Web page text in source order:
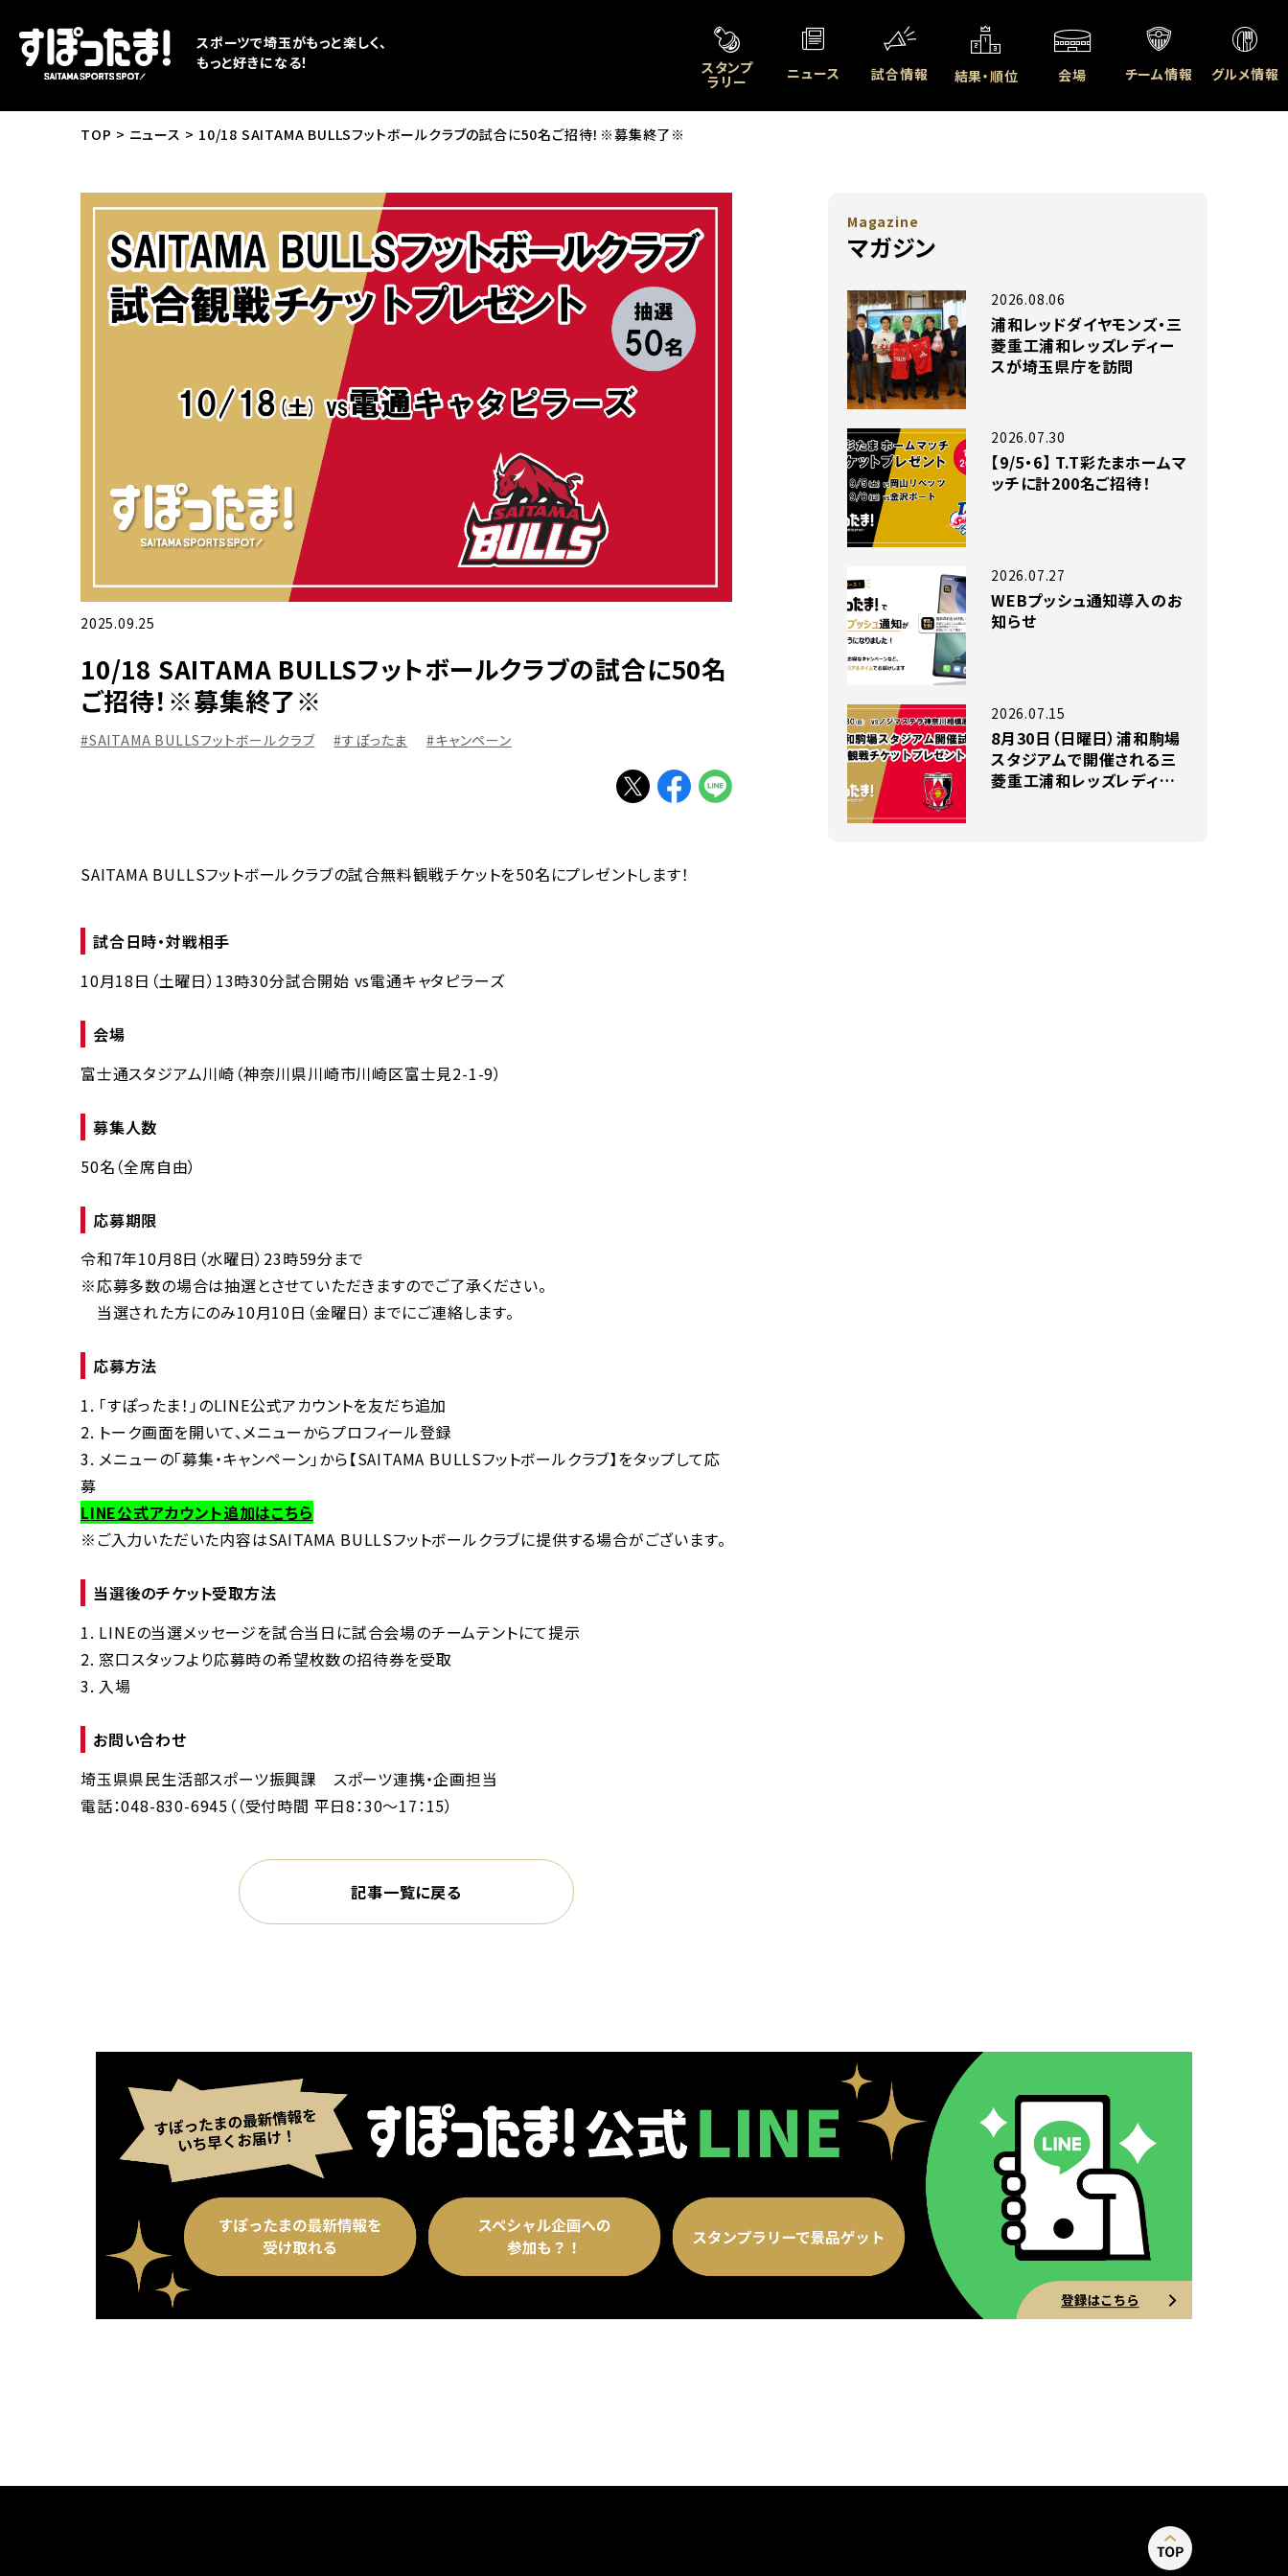
スポーツで埼玉がもっと楽しく、
もっと好きになる！
スタンプ
ラリー ニュース 試合情報 結果・順位 会場 チーム情報 グルメ情報
TOP ニュース 10/18 SAITAMA BULLSフットボールクラブの試合に50名ご招待！※募集終了※
2025.09.25
10/18 SAITAMA BULLSフットボールクラブの試合に50名
ご招待！※募集終了※
#SAITAMA BULLSフットボールクラブ #すぽったま #キャンペーン
SAITAMA BULLSフットボールクラブの試合無料観戦チケットを50名にプレゼントします！
試合日時・対戦相手
10月18日（土曜日）13時30分試合開始 vs電通キャタピラーズ
会場
富士通スタジアム川崎（神奈川県川崎市川崎区富士見2-1-9）
募集人数
50名（全席自由）
応募期限
令和7年10月8日（水曜日）23時59分まで
※応募多数の場合は抽選とさせていただきますのでご了承ください。
当選された方にのみ10月10日（金曜日）までにご連絡します。
応募方法
1. 「すぽったま！」のLINE公式アカウントを友だち追加
2. トーク画面を開いて、メニューからプロフィール登録
3. メニューの「募集・キャンペーン」から【SAITAMA BULLSフットボールクラブ】をタップして応
募
LINE公式アカウント追加はこちら
※ご入力いただいた内容はSAITAMA BULLSフットボールクラブに提供する場合がございます。
当選後のチケット受取方法
1. LINEの当選メッセージを試合当日に試合会場のチームテントにて提示
2. 窓口スタッフより応募時の希望枚数の招待券を受取
3. 入場
お問い合わせ
埼玉県県民生活部スポーツ振興課 スポーツ連携・企画担当
電話：048-830-6945（（受付時間 平日8：30～17：15）
記事一覧に戻る
Magazine
マガジン
浦和レッドダイヤモンズ・三
菱重工浦和レッズレディー
スが埼玉県庁を訪問
2026.08.06
【9/5・6】 T.T彩たまホームマ
ッチに計200名ご招待！
2026.07.30
WEBプッシュ通知導入のお
知らせ
2026.07.27
8月30日（日曜日）浦和駒場
スタジアムで開催される三
菱重工浦和レッズレディー
2026.07.15